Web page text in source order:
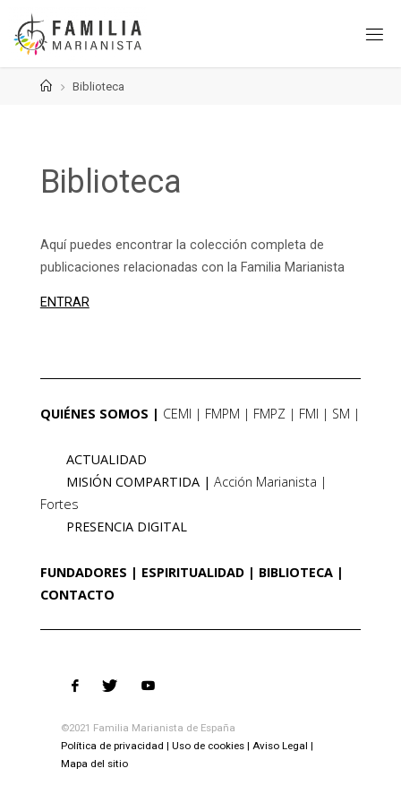
Saltar
contenido
PáginaBiblioteca
Biblioteca
Aquí puedes encontrar la colección completa de
publicaciones relacionadas con la Familia Marianista
ENTRAR
QUIÉNES SOMOS CEMI FMPM FMPZ FMI SM
ACTUALIDAD
MISIÓN COMPARTIDA
Acción Marianista
Fortes
PRESENCIA DIGITAL
FUNDADORES ESPIRITUALIDAD
BIBLIOTECA
CONTACTO
©2021 Familia Marianista de España
Política de privacidad
Uso de cookies
Aviso Legal
Mapa del sitio